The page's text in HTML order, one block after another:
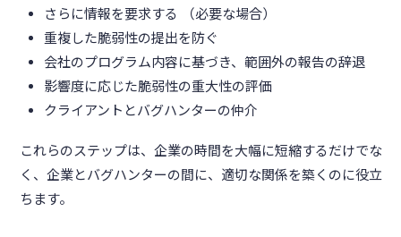
さらに情報を要求する （必要な場合）
重複した脆弱性の提出を防ぐ
会社のプログラム内容に基づき、範囲外の報告の辞退
影響度に応じた脆弱性の重大性の評価
クライアントとバグハンターの仲介
これらのステップは、企業の時間を大幅に短縮するだけでな
く、企業とバグハンターの間に、適切な関係を築くのに役立
ちます。